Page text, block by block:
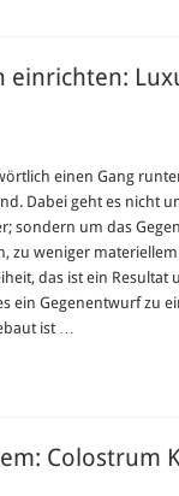
einrichten:
einen Gang
Dabei geht es nicht
sondern um das
zu weniger
das ist ein Resultat
ein Gegenentwurf zu
ist …
Colostrum